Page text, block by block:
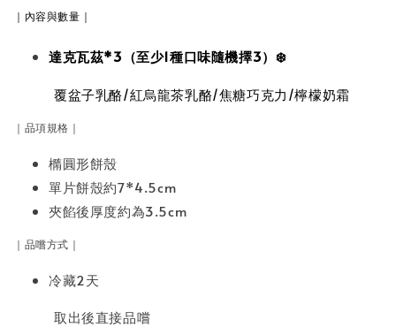
｜內容與數量｜
達克瓦茲*3（至少1種口味隨機擇3）❄️
覆盆子乳酪/紅烏龍茶乳酪/焦糖巧克力/檸檬奶霜
｜品項規格｜
橢圓形餅殼
單片餅殼約7*4.5cm
夾餡後厚度約為3.5cm
｜品嚐方式｜
冷藏2天
取出後直接品嚐